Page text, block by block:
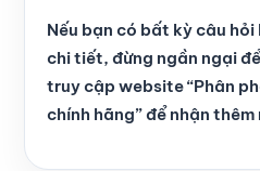
Nếu bạn có bất kỳ câu
chi tiết, đừng ngần ngại
truy cập website “Phân
chính hãng” để nhận